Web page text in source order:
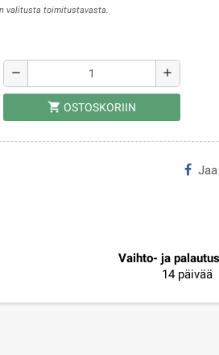
valitusta toimitustavasta.
remove add
shopping_cart OSTOSKORIIN
Jaa
Vaihto- ja
14 päivää